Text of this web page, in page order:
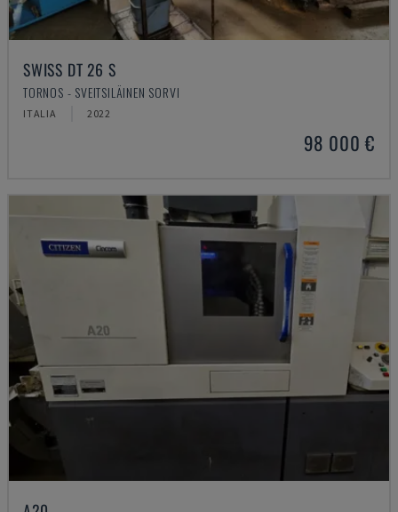
SWISS DT 26 S
TORNOS - SVEITSILÄINEN SORVI
ITALIA 2022
98 000 €